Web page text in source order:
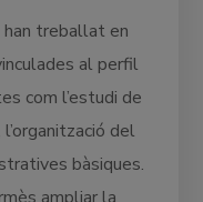
treballat en
al perfil
com l’estudi de
del
bàsiques.